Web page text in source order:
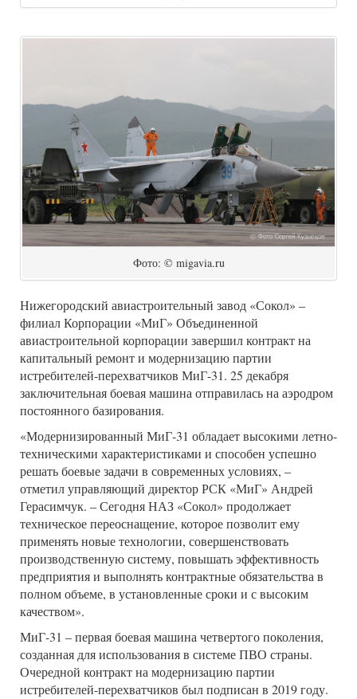
Фото: © migavia.ru
Нижегородский авиастроительный завод «Сокол» –
филиал Корпорации «МиГ» Объединенной
авиастроительной корпорации завершил контракт на
капитальный ремонт и модернизацию партии
истребителей-перехватчиков МиГ-31. 25 декабря
заключительная боевая машина отправилась на аэродром
постоянного базирования.
«Модернизированный МиГ-31 обладает высокими летно-
техническими характеристиками и способен успешно
решать боевые задачи в современных условиях, –
отметил управляющий директор РСК «МиГ» Андрей
Герасимчук. – Сегодня НАЗ «Сокол» продолжает
техническое переоснащение, которое позволит ему
применять новые технологии, совершенствовать
производственную систему, повышать эффективность
предприятия и выполнять контрактные обязательства в
полном объеме, в установленные сроки и с высоким
качеством».
МиГ-31 – первая боевая машина четвертого поколения,
созданная для использования в системе ПВО страны.
Очередной контракт на модернизацию партии
истребителей-перехватчиков был подписан в 2019 году.